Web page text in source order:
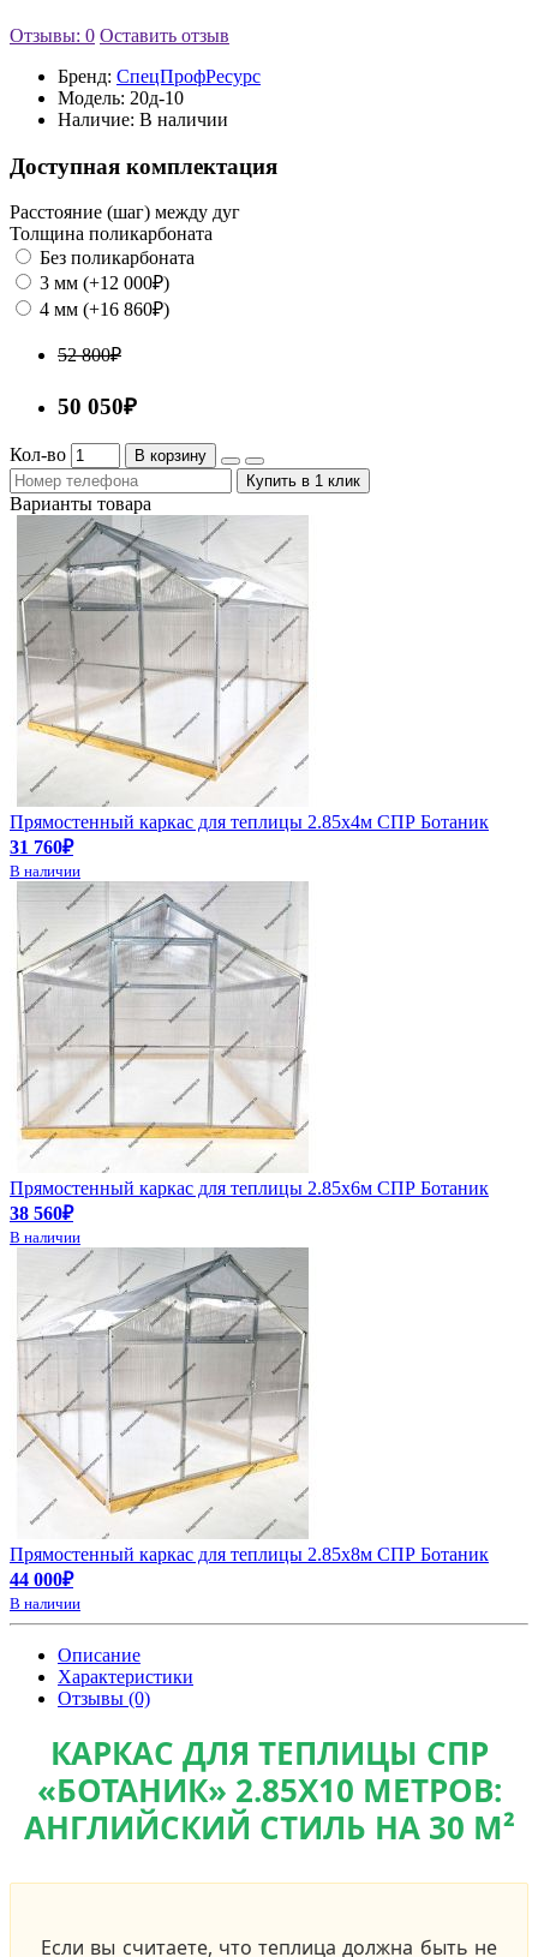
Отзывы: 0 Оставить отзыв
Бренд: СпецПрофРесурс
Модель: 20д-10
Наличие: В наличии
Доступная комплектация
Расстояние (шаг) между дуг
Толщина поликарбоната
Без поликарбоната
3 мм (+12 000₽)
4 мм (+16 860₽)
52 800₽
50 050₽
Кол-во
В корзину
Купить в 1 клик
Варианты товара
Прямостенный каркас для теплицы 2.85х4м СПР Ботаник
31 760₽
В наличии
Прямостенный каркас для теплицы 2.85х6м СПР Ботаник
38 560₽
В наличии
Прямостенный каркас для теплицы 2.85х8м СПР Ботаник
44 000₽
В наличии
Описание
Характеристики
Отзывы (0)
КАРКАС ДЛЯ ТЕПЛИЦЫ СПР
«БОТАНИК» 2.85Х10 МЕТРОВ:
АНГЛИЙСКИЙ СТИЛЬ НА 30 М²
Если вы считаете, что теплица должна быть не